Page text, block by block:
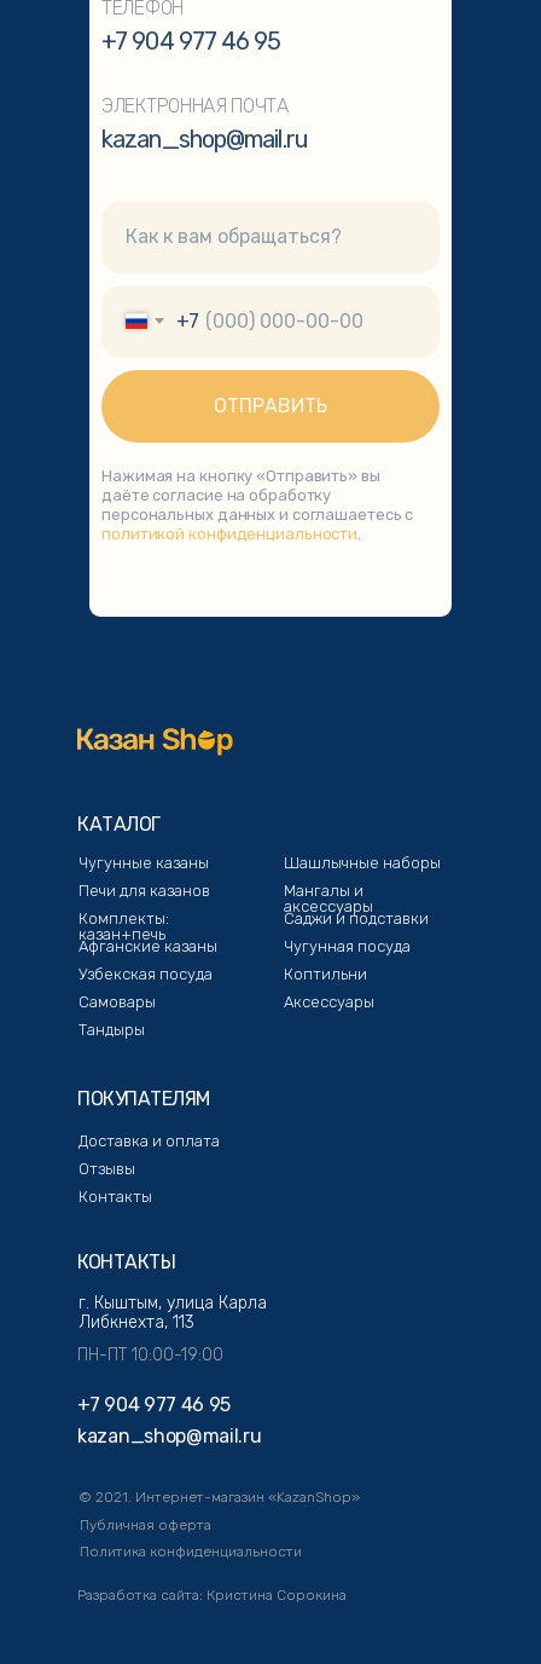
+7
ОТПРАВИТЬ
Нажимая на кнопку «Отправить» вы
даёте согласие на обработку
персональных данных и соглашаетесь с
политикой конфиденциальности
ЭЛЕКТРОННАЯ ПОЧТА
ТЕЛЕФОН
+7 904 977 46 95
kazan_shop@mail.ru
КАТАЛОГ
ПОКУПАТЕЛЯМ
ПН-ПТ 10:00-19:00
© 2021. Интернет-магазин «KazanShop»
Чугунные казаны
Печи для казанов
Комплекты:
казан+печь
Афганские казаны
Узбекская посуда
Шашлычные наборы
Мангалы и
аксессуары
Доставка и оплата
Отзывы
Контакты
Саджи и подставки
Аксессуары
Политика конфиденциальности
Самовары
Коптильни
Разработка сайта: Кристина Сорокина
Чугунная посуда
Тандыры
КОНТАКТЫ
г. Кыштым, улица Карла
Либкнехта, 113
+7 904 977 46 95
kazan_shop@mail.ru
Публичная оферта